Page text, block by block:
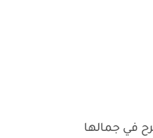
في جمالها